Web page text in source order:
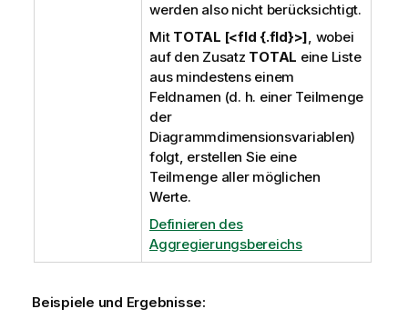
werden also nicht berücksichtigt.
Mit TOTAL [<fld {.fld}>], wobei
auf den Zusatz TOTAL eine Liste
aus mindestens einem
Feldnamen (d. h. einer Teilmenge
der
Diagrammdimensionsvariablen)
folgt, erstellen Sie eine
Teilmenge aller möglichen
Werte.
Definieren des
Aggregierungsbereichs
Beispiele und Ergebnisse: